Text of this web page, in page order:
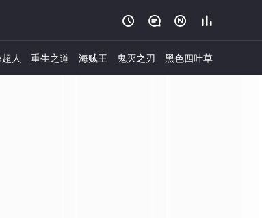
   
人 重生之道 海贼王 鬼灭之刃 黑色四叶草